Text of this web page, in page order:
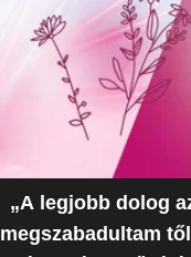
„A legjobb dolog
megszabadultam